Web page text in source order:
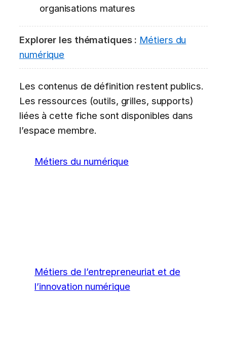
organisations matures
Explorer les thématiques : Métiers du
numérique
Les contenus de définition restent publics.
Les ressources (outils, grilles, supports)
liées à cette fiche sont disponibles dans
l’espace membre.
Métiers du numérique
Métiers de l’entrepreneuriat et de
l’innovation numérique